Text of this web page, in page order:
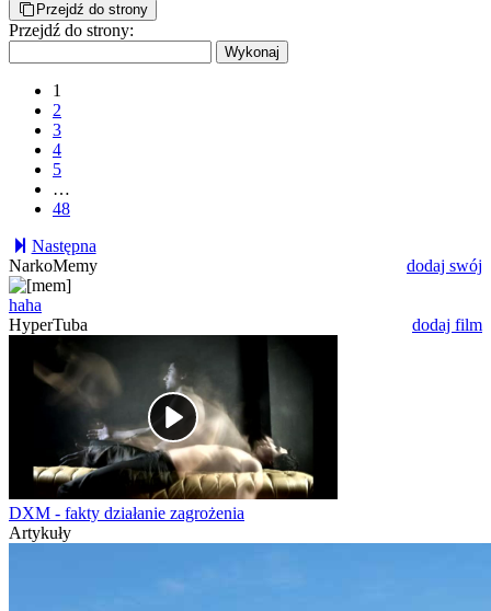
Przejdź do strony
Przejdź do strony:
1
2
3
4
5
…
48
Następna
NarkoMemy
dodaj swój
haha
HyperTuba
dodaj film
DXM - fakty działanie zagrożenia
Artykuły